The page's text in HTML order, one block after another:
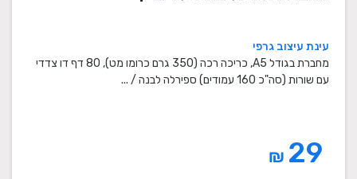
עינת עיצוב גרפי
מחברת בגודל A5, כריכה רכה (350 גרם כרומו מט), 80 דף דו צדדי
עם שורות (סה"כ 160 עמודים) ספירלה לבנה / ...
₪